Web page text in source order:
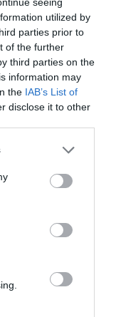
utilized by
parties prior to
of the further
third parties on the
information may
the IAB’s List of
disclose it to other
de Google
de actualidad.